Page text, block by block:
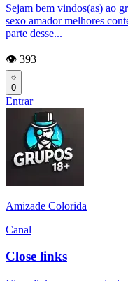
Sejam bem vindos(as) ao
sexo amador melhores
parte desse...
👁️ 393
0
Entrar
Amizade Colorida
Canal
Close links